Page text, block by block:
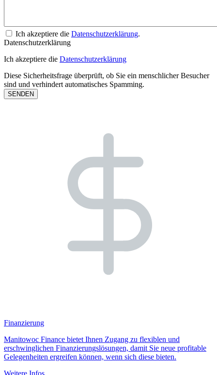
Ich akzeptiere die Datenschutzerklärung.
Datenschutzerklärung
Ich akzeptiere die Datenschutzerklärung
Diese Sicherheitsfrage überprüft, ob Sie ein menschlicher Besucher
sind und verhindert automatisches Spamming.
Finanzierung
Manitowoc Finance bietet Ihnen Zugang zu flexiblen und
erschwinglichen Finanzierungslösungen, damit Sie neue profitable
Gelegenheiten ergreifen können, wenn sich diese bieten.